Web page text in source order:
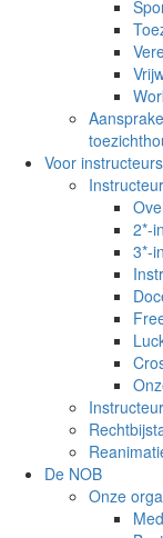
Voor instructeurs
2*-
3*-
De NOB
Onze